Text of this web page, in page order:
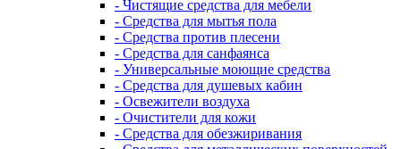
- Чистящие средства для мебели
- Средства для мытья пола
- Средства против плесени
- Средства для санфаянса
- Универсальные моющие средства
- Средства для душевых кабин
- Освежители воздуха
- Очистители для кожи
- Средства для обезжиривания